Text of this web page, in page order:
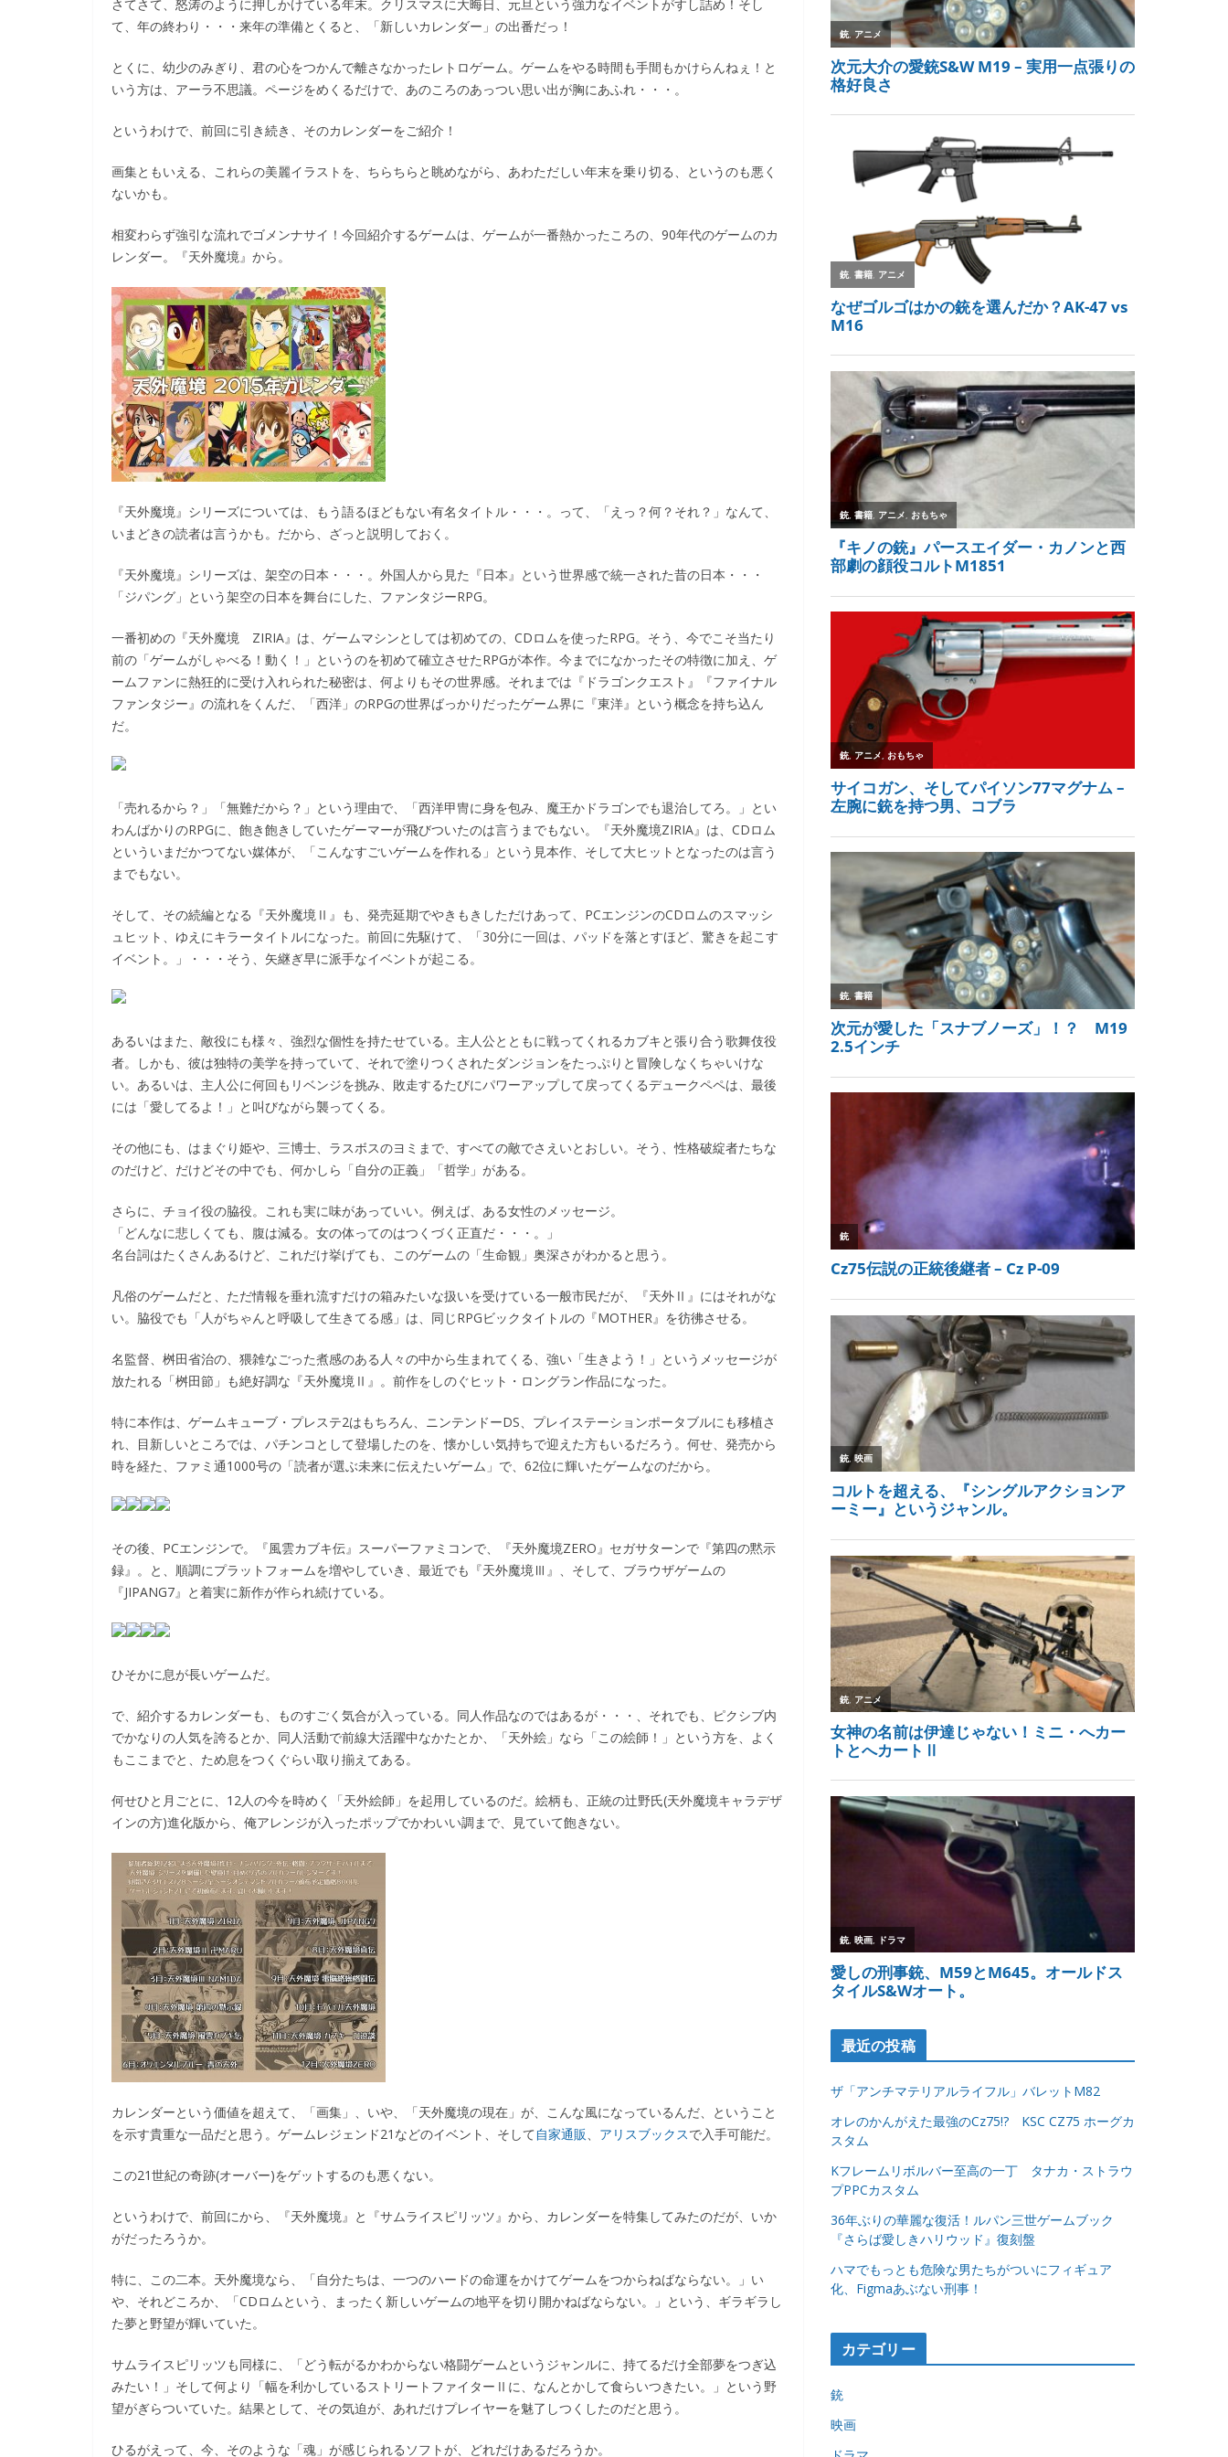
さてさて、怒涛のように押しかけている年末。クリスマスに大晦日、元旦という強力なイベントがすし詰め！そし
て、年の終わり・・・来年の準備とくると、「新しいカレンダー」の出番だっ！
とくに、幼少のみぎり、君の心をつかんで離さなかったレトロゲーム。ゲームをやる時間も手間もかけらんねぇ！と
いう方は、アーラ不思議。ページをめくるだけで、あのころのあっつい思い出が胸にあふれ・・・。
というわけで、前回に引き続き、そのカレンダーをご紹介！
画集ともいえる、これらの美麗イラストを、ちらちらと眺めながら、あわただしい年末を乗り切る、というのも悪く
ないかも。
相変わらず強引な流れでゴメンナサイ！今回紹介するゲームは、ゲームが一番熱かったころの、90年代のゲームのカ
レンダー。『天外魔境』から。
『天外魔境』シリーズについては、もう語るほどもない有名タイトル・・・。って、「えっ？何？それ？」なんて、
いまどきの読者は言うかも。だから、ざっと説明しておく。
『天外魔境』シリーズは、架空の日本・・・。外国人から見た『日本』という世界感で統一された昔の日本・・・
「ジパング」という架空の日本を舞台にした、ファンタジーRPG。
一番初めの『天外魔境 ZIRIA』は、ゲームマシンとしては初めての、CDロムを使ったRPG。そう、今でこそ当たり
前の「ゲームがしゃべる！動く！」というのを初めて確立させたRPGが本作。今までになかったその特徴に加え、ゲ
ームファンに熱狂的に受け入れられた秘密は、何よりもその世界感。それまでは『ドラゴンクエスト』『ファイナル
ファンタジー』の流れをくんだ、「西洋」のRPGの世界ばっかりだったゲーム界に『東洋』という概念を持ち込ん
だ。
「売れるから？」「無難だから？」という理由で、「西洋甲冑に身を包み、魔王かドラゴンでも退治してろ。」とい
わんばかりのRPGに、飽き飽きしていたゲーマーが飛びついたのは言うまでもない。『天外魔境ZIRIA』は、CDロム
といういまだかつてない媒体が、「こんなすごいゲームを作れる」という見本作、そして大ヒットとなったのは言う
までもない。
そして、その続編となる『天外魔境Ⅱ』も、発売延期でやきもきしただけあって、PCエンジンのCDロムのスマッシ
ュヒット、ゆえにキラータイトルになった。前回に先駆けて、「30分に一回は、パッドを落とすほど、驚きを起こす
イベント。」・・・そう、矢継ぎ早に派手なイベントが起こる。
あるいはまた、敵役にも様々、強烈な個性を持たせている。主人公とともに戦ってくれるカブキと張り合う歌舞伎役
者。しかも、彼は独特の美学を持っていて、それで塗りつくされたダンジョンをたっぷりと冒険しなくちゃいけな
い。あるいは、主人公に何回もリベンジを挑み、敗走するたびにパワーアップして戻ってくるデュークペペは、最後
には「愛してるよ！」と叫びながら襲ってくる。
その他にも、はまぐり姫や、三博士、ラスボスのヨミまで、すべての敵でさえいとおしい。そう、性格破綻者たちな
のだけど、だけどその中でも、何かしら「自分の正義」「哲学」がある。
さらに、チョイ役の脇役。これも実に味があっていい。例えば、ある女性のメッセージ。
「どんなに悲しくても、腹は減る。女の体ってのはつくづく正直だ・・・。」
名台詞はたくさんあるけど、これだけ挙げても、このゲームの「生命観」奥深さがわかると思う。
凡俗のゲームだと、ただ情報を垂れ流すだけの箱みたいな扱いを受けている一般市民だが、『天外Ⅱ』にはそれがな
い。脇役でも「人がちゃんと呼吸して生きてる感」は、同じRPGビックタイトルの『MOTHER』を彷彿させる。
名監督、桝田省治の、猥雑なごった煮感のある人々の中から生まれてくる、強い「生きよう！」というメッセージが
放たれる「桝田節」も絶好調な『天外魔境Ⅱ』。前作をしのぐヒット・ロングラン作品になった。
特に本作は、ゲームキューブ・プレステ2はもちろん、ニンテンドーDS、プレイステーションポータブルにも移植さ
れ、目新しいところでは、パチンコとして登場したのを、懐かしい気持ちで迎えた方もいるだろう。何せ、発売から
時を経た、ファミ通1000号の「読者が選ぶ未来に伝えたいゲーム」で、62位に輝いたゲームなのだから。
その後、PCエンジンで。『風雲カブキ伝』スーパーファミコンで、『天外魔境ZERO』セガサターンで『第四の黙示
録』。と、順調にプラットフォームを増やしていき、最近でも『天外魔境Ⅲ』、そして、ブラウザゲームの
『JIPANG7』と着実に新作が作られ続けている。
ひそかに息が長いゲームだ。
で、紹介するカレンダーも、ものすごく気合が入っている。同人作品なのではあるが・・・、それでも、ピクシブ内
でかなりの人気を誇るとか、同人活動で前線大活躍中なかたとか、「天外絵」なら「この絵師！」という方を、よく
もここまでと、ため息をつくぐらい取り揃えてある。
何せひと月ごとに、12人の今を時めく「天外絵師」を起用しているのだ。絵柄も、正統の辻野氏(天外魔境キャラデザ
インの方)進化版から、俺アレンジが入ったポップでかわいい調まで、見ていて飽きない。
カレンダーという価値を超えて、「画集」、いや、「天外魔境の現在」が、こんな風になっているんだ、ということ
を示す貴重な一品だと思う。ゲームレジェンド21などのイベント、そして 自家通販 アリスブックスで入手可能だ。
この21世紀の奇跡(オーバー)をゲットするのも悪くない。
というわけで、前回にから、『天外魔境』と『サムライスピリッツ』から、カレンダーを特集してみたのだが、いか
がだったろうか。
特に、この二本。天外魔境なら、「自分たちは、一つのハードの命運をかけてゲームをつからねばならない。」い
や、それどころか、「CDロムという、まったく新しいゲームの地平を切り開かねばならない。」という、ギラギラし
た夢と野望が輝いていた。
サムライスピリッツも同様に、「どう転がるかわからない格闘ゲームというジャンルに、持てるだけ全部夢をつぎ込
みたい！」そして何より「幅を利かしているストリートファイターⅡに、なんとかして食らいつきたい。」という野
望がぎらついていた。結果として、その気迫が、あれだけプレイヤーを魅了しつくしたのだと思う。
ひるがえって、今、そのような「魂」が感じられるソフトが、どれだけあるだろうか。
最近の投稿
ザ「アンチマテリアルライフル」バレットM82
オレのかんがえた最強のCz75!? KSC CZ75 ホーグカ
スタム
Kフレームリボルバー至高の一丁 タナカ・ストラウ
プPPCカスタム
36年ぶりの華麗な復活！ルパン三世ゲームブック
『さらば愛しきハリウッド』復刻盤
ハマでもっとも危険な男たちがついにフィギュア
化、Figmaあぶない刑事！
カテゴリー
銃
映画